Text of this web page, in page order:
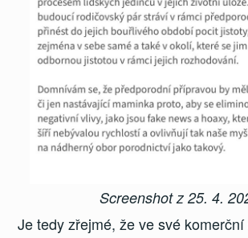
Screenshot z 25. 4.
Je tedy zřejmé, že ve své komerční